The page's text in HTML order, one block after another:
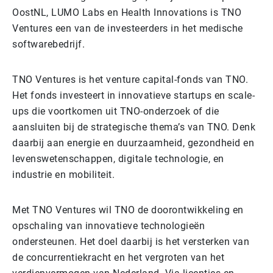
OostNL, LUMO Labs en Health Innovations is TNO
Ventures een van de investeerders in het medische
softwarebedrijf.
TNO Ventures is het venture capital-fonds van TNO.
Het fonds investeert in innovatieve startups en scale-
ups die voortkomen uit TNO-onderzoek of die
aansluiten bij de strategische thema’s van TNO. Denk
daarbij aan energie en duurzaamheid, gezondheid en
levenswetenschappen, digitale technologie, en
industrie en mobiliteit.
Met TNO Ventures wil TNO de doorontwikkeling en
opschaling van innovatieve technologieën
ondersteunen. Het doel daarbij is het versterken van
de concurrentiekracht en het vergroten van het